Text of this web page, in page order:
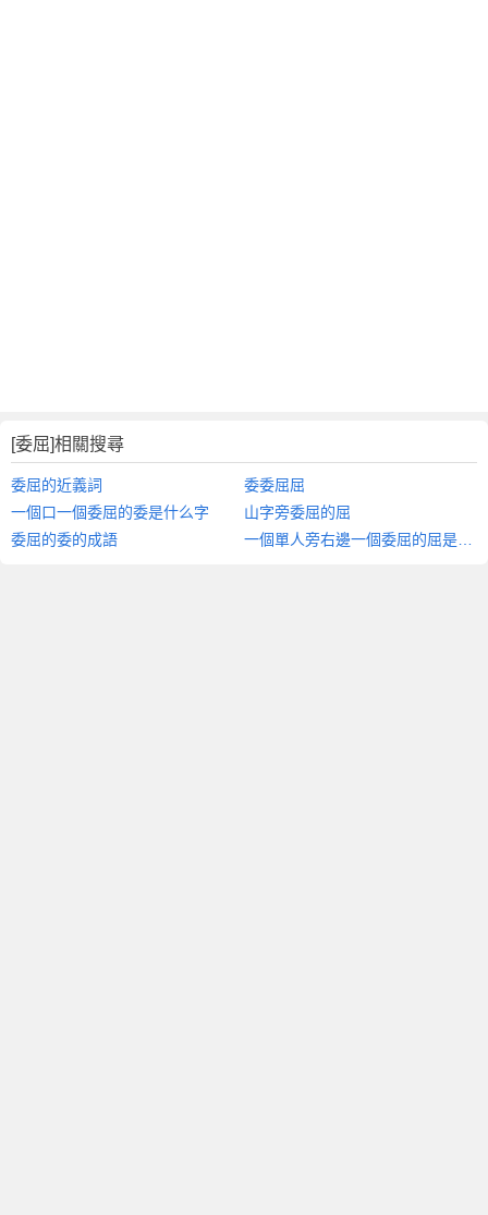
[委屈]相關搜尋
委屈的近義詞
委委屈屈
一個口一個委屈的委是什么字
山字旁委屈的屈
委屈的委的成語